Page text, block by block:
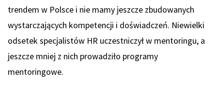
trendem w Polsce i nie mamy jeszcze zbudowanych
wystarczających kompetencji i doświadczeń. Niewielki
odsetek specjalistów HR uczestniczył w mentoringu, a
jeszcze mniej z nich prowadziło programy
mentoringowe.